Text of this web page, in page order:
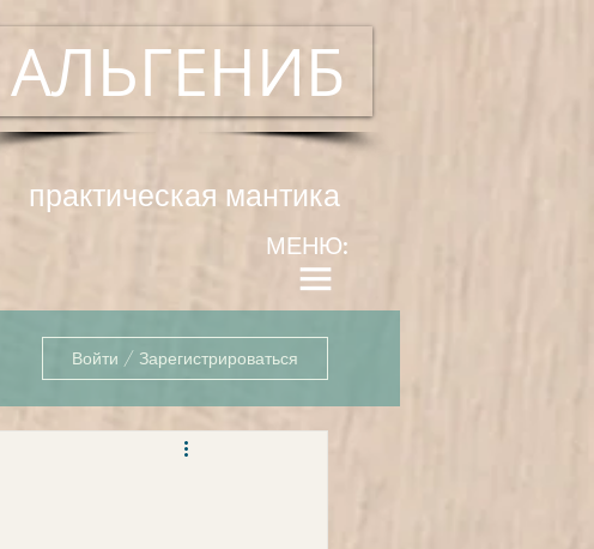
АЛЬГЕНИБ
практическая мантика
МЕНЮ:
Войти / Зарегистрироваться